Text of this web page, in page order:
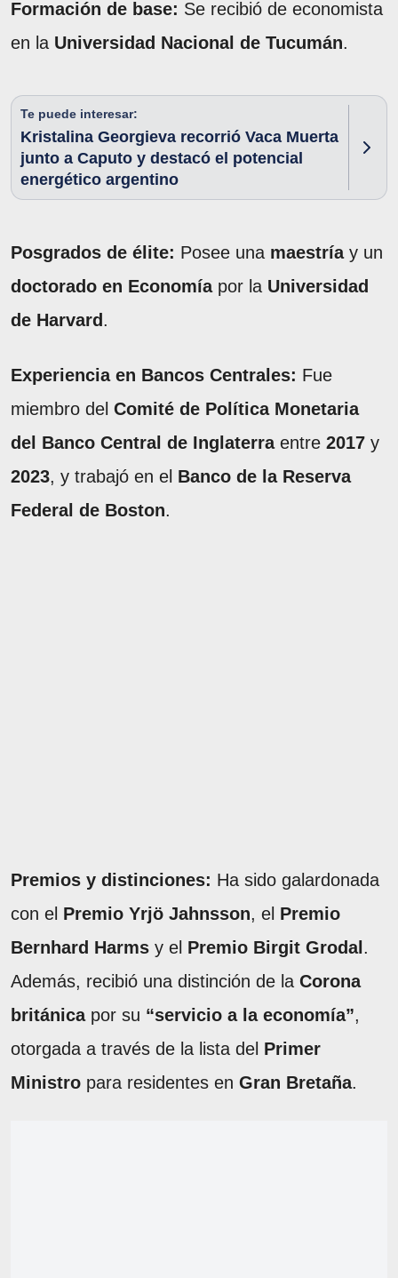
Formación de base: Se recibió de economista
en la Universidad Nacional de Tucumán.
Te puede interesar:
Kristalina Georgieva recorrió Vaca Muerta
junto a Caputo y destacó el potencial
energético argentino
Posgrados de élite: Posee una maestríay un
doctorado en Economíapor la Universidad
de Harvard.
Experiencia en Bancos Centrales: Fue
miembro del Comité de Política Monetaria
del Banco Central de Inglaterraentre 2017 y
2023, y trabajó en el Banco de la Reserva
Federal de Boston.
Premios y distinciones: Ha sido galardonada
con el Premio Yrjö Jahnsson, el Premio
Bernhard Harms y el Premio Birgit Grodal .
Además, recibió una distinción de la Corona
británicapor su “servicio a la economía”,
otorgada a través de la lista del Primer
Ministro para residentes en Gran Bretaña.